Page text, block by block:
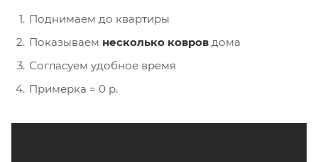
Поднимаем до квартиры
Показываем несколько ковров дома
Согласуем удобное время
Примерка = 0 р.